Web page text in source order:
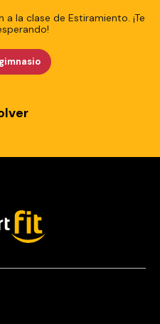
la clase de Estiramiento. ¡Te